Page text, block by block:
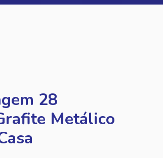
28
Metálico